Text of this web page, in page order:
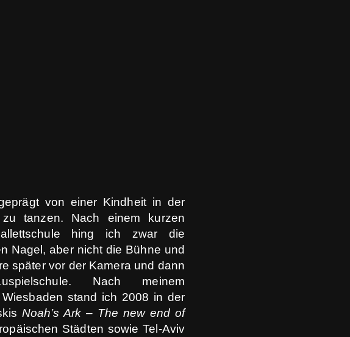
von einer Kindheit in der
tanzen. Nach einem kurzen
hing ich zwar die
Nagel, aber nicht die Bühne und
später vor der Kamera und dann
Nach meinem
stand ich 2008 in der
Noah’s Ark – The new end of
Städten sowie Tel-Aviv